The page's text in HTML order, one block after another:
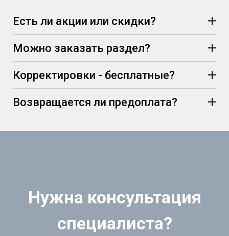
Есть ли акции или скидки?
Можно заказать раздел?
Корректировки - бесплатные?
Возвращается ли предоплата?
Нужна консультация
специалиста?